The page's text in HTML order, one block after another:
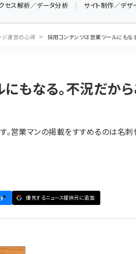
セス解析／データ分析 サイト制作／デザ
ジ運営の心得 採用コンテンツは営業ツールにも
もなる。不況だから
営業マンの掲載をすすめるのは名刺
優先するニュース提供元に追加